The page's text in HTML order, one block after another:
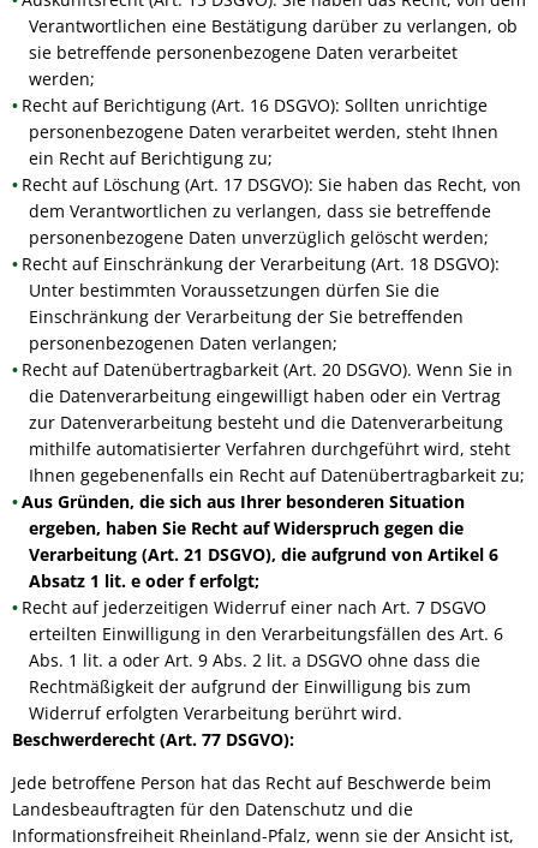
Verantwortlichen eine Bestätigung darüber zu verlangen, ob
sie betreffende personenbezogene Daten verarbeitet
werden;
Recht auf Berichtigung (Art. 16 DSGVO): Sollten unrichtige
personenbezogene Daten verarbeitet werden, steht Ihnen
ein Recht auf Berichtigung zu;
Recht auf Löschung (Art. 17 DSGVO): Sie haben das Recht, von
dem Verantwortlichen zu verlangen, dass sie betreffende
personenbezogene Daten unverzüglich gelöscht werden;
Recht auf Einschränkung der Verarbeitung (Art. 18 DSGVO):
Unter bestimmten Voraussetzungen dürfen Sie die
Einschränkung der Verarbeitung der Sie betreffenden
personenbezogenen Daten verlangen;
Recht auf Datenübertragbarkeit (Art. 20 DSGVO). Wenn Sie in
die Datenverarbeitung eingewilligt haben oder ein Vertrag
zur Datenverarbeitung besteht und die Datenverarbeitung
mithilfe automatisierter Verfahren durchgeführt wird, steht
Ihnen gegebenenfalls ein Recht auf Datenübertragbarkeit zu;
Aus Gründen, die sich aus Ihrer besonderen Situation
ergeben, haben Sie Recht auf Widerspruch gegen die
Verarbeitung (Art. 21 DSGVO), die aufgrund von Artikel 6
Absatz 1 lit. e oder f erfolgt;
Recht auf jederzeitigen Widerruf einer nach Art. 7 DSGVO
erteilten Einwilligung in den Verarbeitungsfällen des Art. 6
Abs. 1 lit. a oder Art. 9 Abs. 2 lit. a DSGVO ohne dass die
Rechtmäßigkeit der aufgrund der Einwilligung bis zum
Widerruf erfolgten Verarbeitung berührt wird.
Beschwerderecht (Art. 77 DSGVO):
Jede betroffene Person hat das Recht auf Beschwerde beim
Landesbeauftragten für den Datenschutz und die
Informationsfreiheit Rheinland-Pfalz, wenn sie der Ansicht ist,